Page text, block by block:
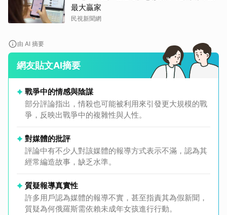
最大贏家
民視新聞網
由 AI 摘要
網友貼文AI摘要
戰爭中的情感與陰謀
部分評論指出，情殺也可能被利用來引發更大規模的戰
爭，反映出戰爭中的複雜性與人性。
對媒體的批評
評論中有不少人對該媒體的報導方式表示不滿，認為其
經常編造故事，缺乏水準。
質疑報導真實性
許多用戶認為媒體的報導不實，甚至指責其為假新聞，
質疑為何俄羅斯需依賴未成年女孩進行行動。